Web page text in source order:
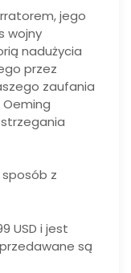
jego
wojny
nadużycia
przez
zaufania
sposób z
USD i jest
są